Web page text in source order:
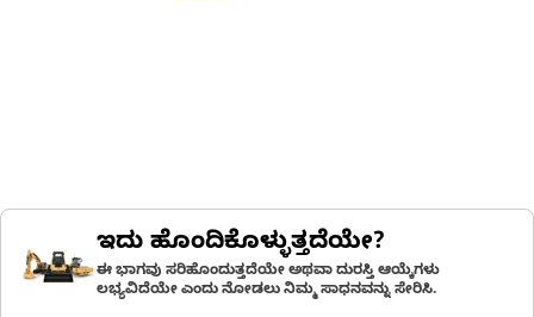
ಇದು ಹೊಂದಿಕೊಳ್ಳುತ್ತದೆಯೇ?
ಈ ಭಾಗವು ಸರಿಹೊಂದುತ್ತದೆಯೇ ಅಥವಾ ದುರಸ್ತಿ ಆಯ್ಕೆಗಳು
ಲಭ್ಯವಿದೆಯೇ ಎಂದು ನೋಡಲು ನಿಮ್ಮ ಸಾಧನವನ್ನು ಸೇರಿಸಿ.